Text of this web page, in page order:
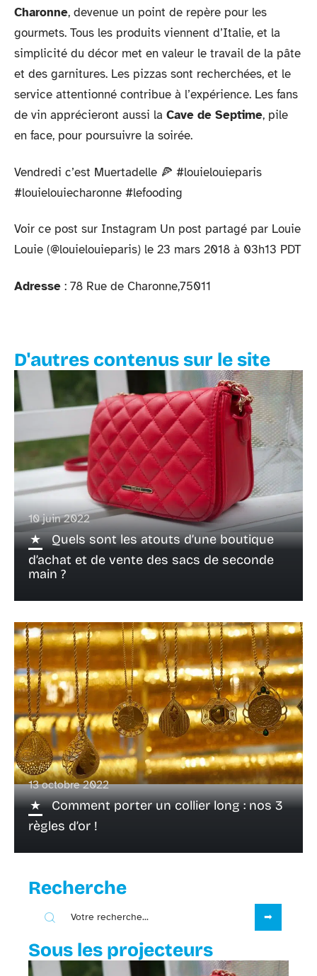
Charonne, devenue un point de repère pour les
gourmets. Tous les produits viennent d’Italie, et la
simplicité du décor met en valeur le travail de la pâte
et des garnitures. Les pizzas sont recherchées, et le
service attentionné contribue à l’expérience. Les fans
de vin apprécieront aussi la Cave de Septime, pile
en face, pour poursuivre la soirée.
Vendredi c’est Muertadelle 🍕 #louielouieparis
#louielouiecharonne #lefooding
Voir ce post sur Instagram Un post partagé par Louie
Louie (@louielouieparis) le 23 mars 2018 à 03h13 PDT
Adresse : 78 Rue de Charonne,75011
D'autres contenus sur le site
10 juin 2022
Quels sont les atouts d’une boutique
d’achat et de vente des sacs de seconde
main ?
13 octobre 2022
Comment porter un collier long : nos 3
règles d’or !
Recherche
Sous les projecteurs